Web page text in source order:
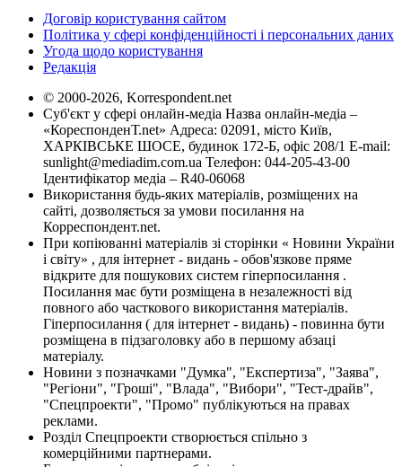
Договір користування сайтом
Політика у сфері конфіденційності і персональних даних
Угода щодо користування
Редакція
© 2000-2026, Korrespondent.net
Суб'єкт у сфері онлайн-медіа Назва онлайн-медіа –
«КореспонденТ.net» Адреса: 02091, місто Київ,
ХАРКІВСЬКЕ ШОСЕ, будинок 172-Б, офіс 208/1 E-mail:
sunlight@mediadim.com.ua Телефон: 044-205-43-00
Ідентифікатор медіа – R40-06068
Використання будь-яких матеріалів, розміщених на
сайті, дозволяється за умови посилання на
Корреспондент.net.
При копіюванні матеріалів зі сторінки « Новини України
і світу» , для інтернет - видань - обов'язкове пряме
відкрите для пошукових систем гіперпосилання .
Посилання має бути розміщена в незалежності від
повного або часткового використання матеріалів.
Гіперпосилання ( для інтернет - видань) - повинна бути
розміщена в підзаголовку або в першому абзаці
матеріалу.
Новини з позначками "Думка", "Експертиза", "Заява",
"Регіони", "Гроші", "Влада", "Вибори", "Тест-драйв",
"Спецпроекти", "Промо" публікуються на правах
реклами.
Розділ Спецпроекти створюється спільно з
комерційними партнерами.